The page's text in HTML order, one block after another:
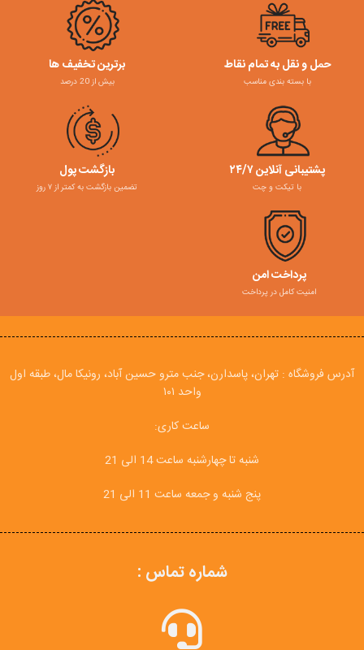
حمل و نقل به تمام نقاط
با بسته بندی مناسب
برترین تخفیف ها
بیش از 20 درصد
پشتیبانی آنلاین ۲۴/۷
با تیکت و چت
بازگشت پول
تضمین بازگشت به کمتر از ۷ روز
پرداخت امن
امنیت کامل در پرداخت
آدرس فروشگاه : تهران، پاسدارن، جنب مترو حسین آباد، رونیکا مال، طبقه اول
واحد ۱۰۱
ساعت کاری:
شنبه تا چهارشنبه ساعت 14 الی 21
پنج شنبه و جمعه ساعت 11 الی 21
شماره تماس :